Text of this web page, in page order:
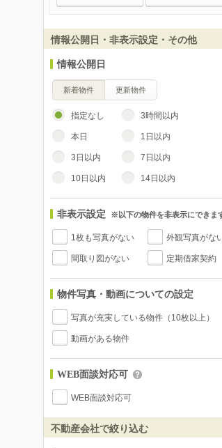
情報公開日・非表示設定・その他
情報公開日
新着物件 更新物件
指定なし 3時間以内
本日 1日以内
3日以内 7日以内
10日以内 14日以内
非表示設定 ※以下の物件を非表示にできま
1枚も写真がない 外観写真がな
間取り図がない 定期借家契約
物件写真・動画についての設定
写真が充実している物件（10枚以上）
動画がある物件
WEB面談対応可
WEB面談対応可
不動産会社で絞り込む